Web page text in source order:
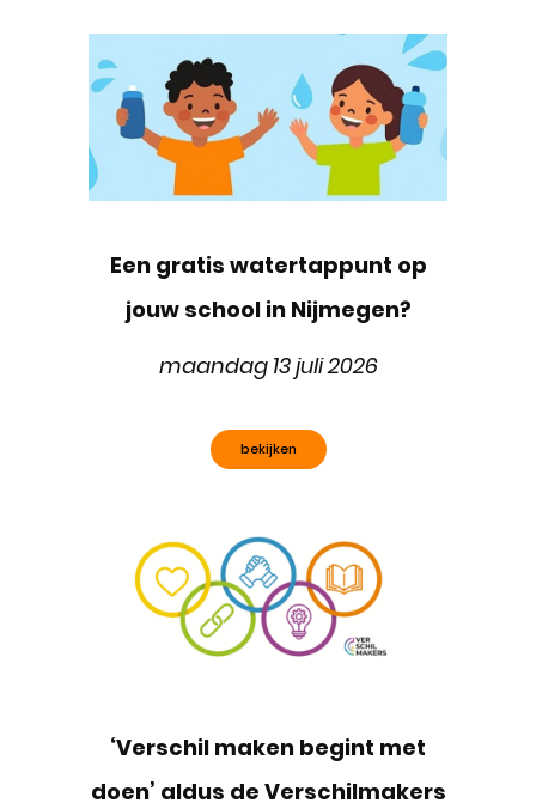
Een gratis watertappunt op
jouw school in Nijmegen?
maandag 13 juli 2026
bekijken
‘Verschil maken begint met
doen’ aldus de Verschilmakers